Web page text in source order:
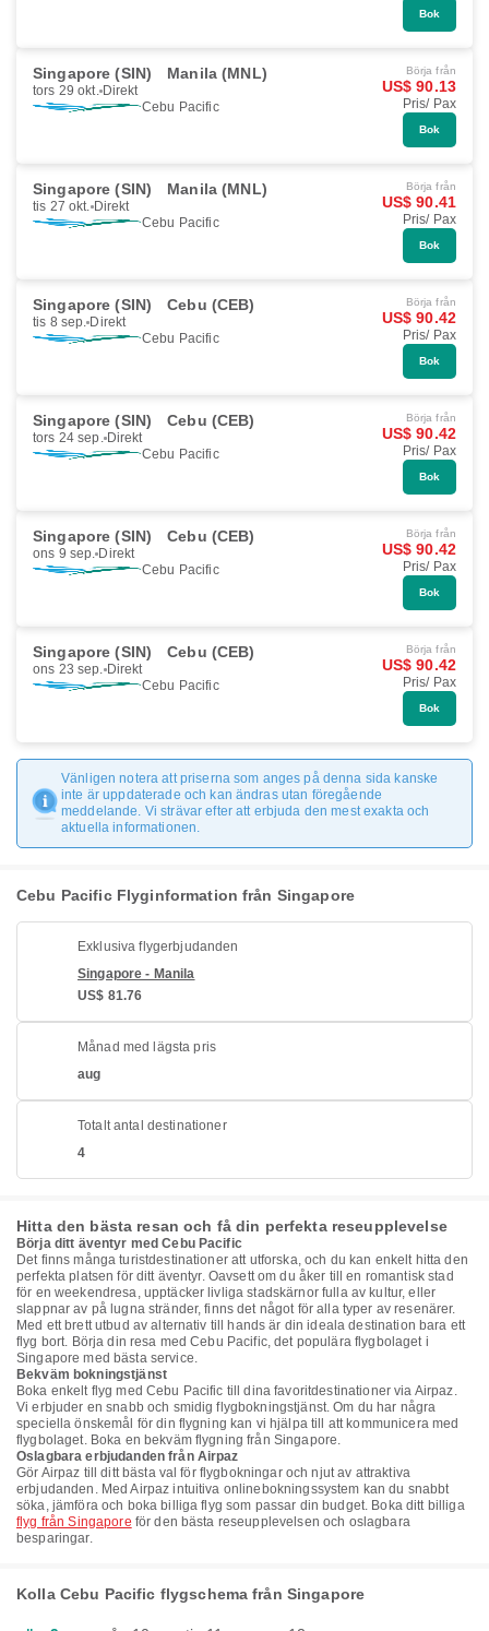
Bok
Singapore (SIN) Manila (MNL)
tors 29 okt. Direkt
Cebu Pacific
Börja från
US$ 90.13
Pris/ Pax
Bok
Singapore (SIN) Manila (MNL)
tis 27 okt. Direkt
Cebu Pacific
Börja från
US$ 90.41
Pris/ Pax
Bok
Singapore (SIN) Cebu (CEB)
tis 8 sep. Direkt
Cebu Pacific
Börja från
US$ 90.42
Pris/ Pax
Bok
Singapore (SIN) Cebu (CEB)
tors 24 sep. Direkt
Cebu Pacific
Börja från
US$ 90.42
Pris/ Pax
Bok
Singapore (SIN) Cebu (CEB)
ons 9 sep. Direkt
Cebu Pacific
Börja från
US$ 90.42
Pris/ Pax
Bok
Singapore (SIN) Cebu (CEB)
ons 23 sep. Direkt
Cebu Pacific
Börja från
US$ 90.42
Pris/ Pax
Bok
Vänligen notera att priserna som anges på denna sida kanske
inte är uppdaterade och kan ändras utan föregående
meddelande. Vi strävar efter att erbjuda den mest exakta och
aktuella informationen.
Cebu Pacific Flyginformation från Singapore
Exklusiva flygerbjudanden
Singapore - Manila
US$ 81.76
Månad med lägsta pris
aug
Totalt antal destinationer
4
Hitta den bästa resan och få din perfekta reseupplevelse
Börja ditt äventyr med Cebu Pacific
Det finns många turistdestinationer att utforska, och du kan enkelt hitta den
perfekta platsen för ditt äventyr. Oavsett om du åker till en romantisk stad
för en weekendresa, upptäcker livliga stadskärnor fulla av kultur, eller
slappnar av på lugna stränder, finns det något för alla typer av resenärer.
Med ett brett utbud av alternativ till hands är din ideala destination bara ett
flyg bort. Börja din resa med Cebu Pacific, det populära flygbolaget i
Singapore med bästa service.
Bekväm bokningstjänst
Boka enkelt flyg med Cebu Pacific till dina favoritdestinationer via Airpaz.
Vi erbjuder en snabb och smidig flygbokningstjänst. Om du har några
speciella önskemål för din flygning kan vi hjälpa till att kommunicera med
flygbolaget. Boka en bekväm flygning från Singapore.
Oslagbara erbjudanden från Airpaz
Gör Airpaz till ditt bästa val för flygbokningar och njut av attraktiva
erbjudanden. Med Airpaz intuitiva onlinebokningssystem kan du snabbt
söka, jämföra och boka billiga flyg som passar din budget. Boka ditt billiga
flyg från Singapore för den bästa reseupplevelsen och oslagbara
besparingar.
Kolla Cebu Pacific flygschema från Singapore